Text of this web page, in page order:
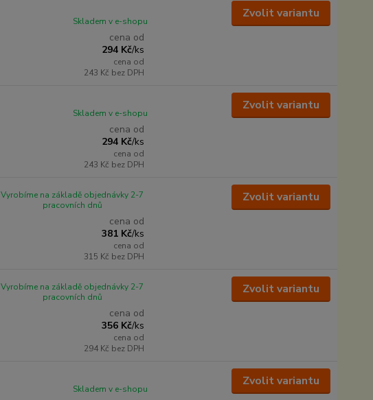
cena od
294 Kč/ks
cena od
243 Kč bez DPH
Skladem v e-shopu
Zvolit variantu
cena od
294 Kč/ks
cena od
243 Kč bez DPH
Skladem v e-shopu
Zvolit variantu
cena od
381 Kč/ks
cena od
315 Kč bez DPH
Vyrobíme na základě objednávky 2-7
pracovních dnů
Zvolit variantu
cena od
356 Kč/ks
cena od
294 Kč bez DPH
Vyrobíme na základě objednávky 2-7
pracovních dnů
Zvolit variantu
Skladem v e-shopu
Zvolit variantu